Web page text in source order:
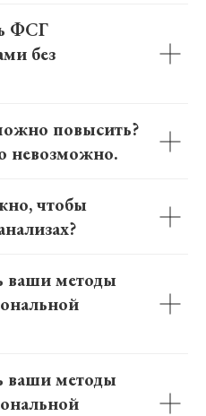
ФСГ
без
повысить?
невозможно.
чтобы
методы
методы